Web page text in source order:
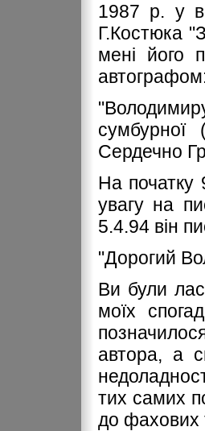
1987 р. у
Г.Костюка
мені його
Сердечно
На початку
увагу на
5.4.94 він
"Дорогий
Ви були
моїх
автора, а
тих самих
до фахових